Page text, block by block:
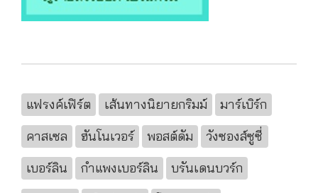
แฟรงค์เฟิร์ต เส้นทางนิยายกริมม์
มาร์เบิร์ก
คาสเซล
ฮันโนเวอร์ พอสต์ดัม
วังซองส์ซูซี่
เบอร์ลิน
กำแพงเบอร์ลิน
บรันเดนบวร์ก